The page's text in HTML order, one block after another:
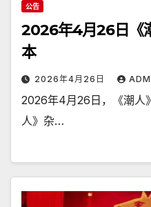
公告
2026年4月26日《
本
2026年4月26日
2026年4月26日，《潮人
人》杂…